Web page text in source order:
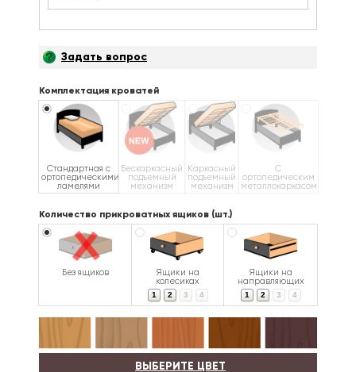
Задать вопрос
Комплектация кроватей
Стандартная с
ортопедическими
ламелями
Бескаркасный
подъемный
механизм
Каркасный
подъемный
механизм
С
ортопедическим
металлокаркасом
Количество прикроватных ящиков (шт.)
Без ящиков
Ящики на
колесиках
1 2 3 4
Ящики на
направляющих
1 2 3 4
ВЫБЕРИТЕ ЦВЕТ